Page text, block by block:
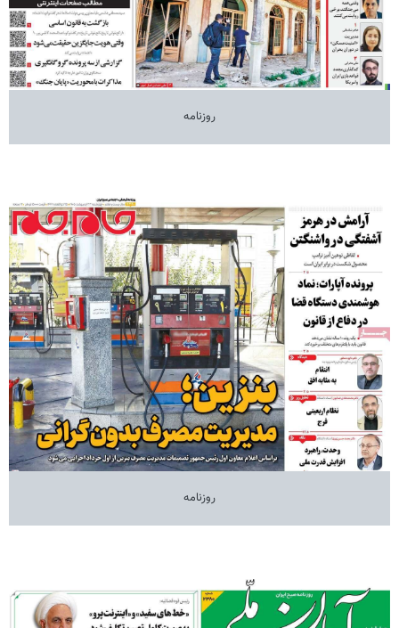
روزنامه
روزنامه